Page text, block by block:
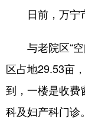
日前，万宁市
与老院区“空
区占地29.53亩
到，一楼是收费
科及妇产科门诊